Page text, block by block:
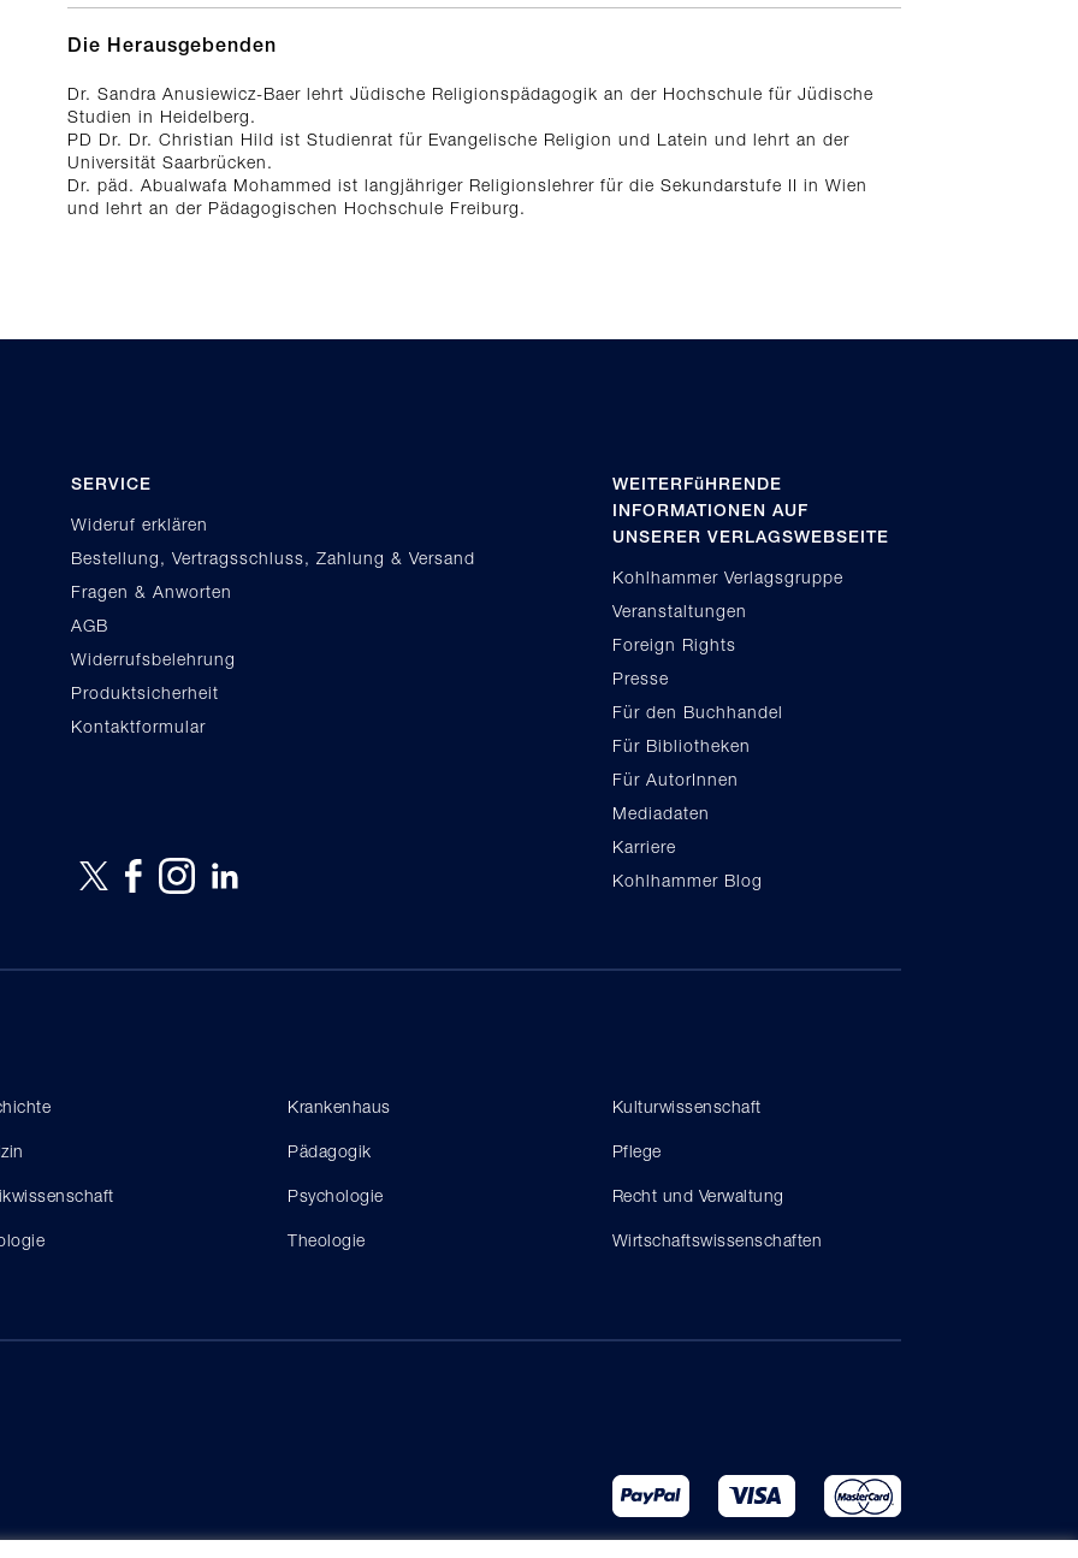
Die Herausgebenden
Dr. Sandra Anusiewicz-Baer lehrt Jüdische Religionspädagogik an der Hochschule für Jüdische
Studien in Heidelberg.
PD Dr. Dr. Christian Hild ist Studienrat für Evangelische Religion und Latein und lehrt an der
Universität Saarbrücken.
Dr. päd. Abualwafa Mohammed ist langjähriger Religionslehrer für die Sekundarstufe II in Wien
und lehrt an der Pädagogischen Hochschule Freiburg.
SERVICE
Wideruf erklären
Bestellung, Vertragsschluss, Zahlung & Versand
Fragen & Anworten
AGB
Widerrufsbelehrung
Produktsicherheit
Kontaktformular
WEITERFüHRENDE
INFORMATIONEN AUF
UNSERER VERLAGSWEBSEITE
Kohlhammer Verlagsgruppe
Veranstaltungen
Foreign Rights
Presse
Für den Buchhandel
Für Bibliotheken
Für AutorInnen
Mediadaten
Karriere
Kohlhammer Blog
Krankenhaus Kulturwissenschaft
Pädagogik Pflege
Psychologie Recht und Verwaltung
Theologie Wirtschaftswissenschaften